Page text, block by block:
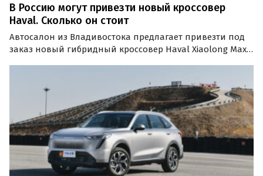
В Россию могут привезти новый кроссовер
Haval. Сколько он стоит
Автосалон из Владивостока предлагает привезти под
заказ новый гибридный кроссовер Haval Xiaolong Max,